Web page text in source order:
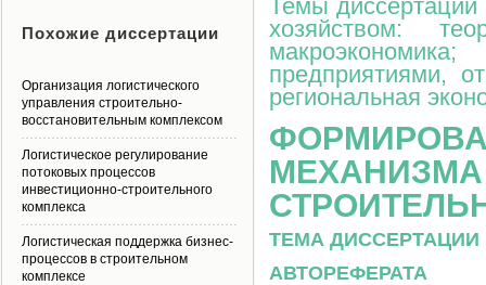
Темы диссертаций
хозяйством:
предприятиями,
региональная
ТЕМА
АВТОРЕФЕРАТА
Похожие диссертации
Организация логистического
управления строительно-
восстановительным комплексом
Логистическое регулирование
потоковых процессов
инвестиционно-строительного
комплекса
Логистическая поддержка бизнес-
процессов в строительном
комплексе